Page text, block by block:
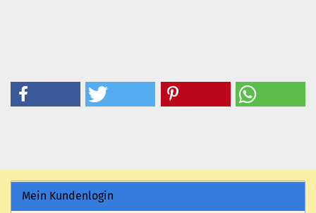
Mein Kundenlogin